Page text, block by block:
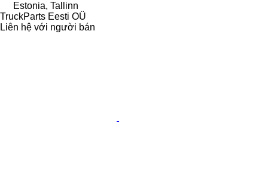
Estonia, Tallinn
TruckParts Eesti OÜ
Liên hệ với người bán